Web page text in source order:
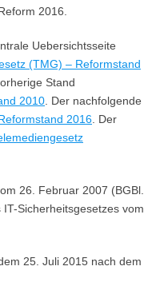
2016.
Uebersichtsseite
(TMG) – Reformstand
Stand
2010 . Der nachfolgende
2016 . Der
26. Februar 2007 (BGBl.
Sicherheitsgesetzes vom
25. Juli 2015 nach dem